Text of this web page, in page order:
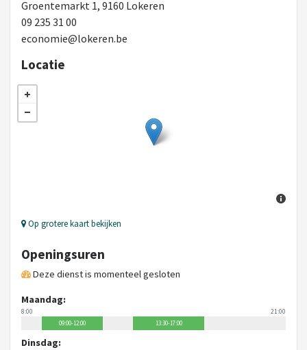
Groentemarkt 1, 9160 Lokeren
09 235 31 00
economie@lokeren.be
Locatie
Op grotere kaart bekijken
Openingsuren
Deze dienst is momenteel gesloten
Maandag:
8:00 21:00
09:00-12:00 13:30-17:00
Dinsdag: